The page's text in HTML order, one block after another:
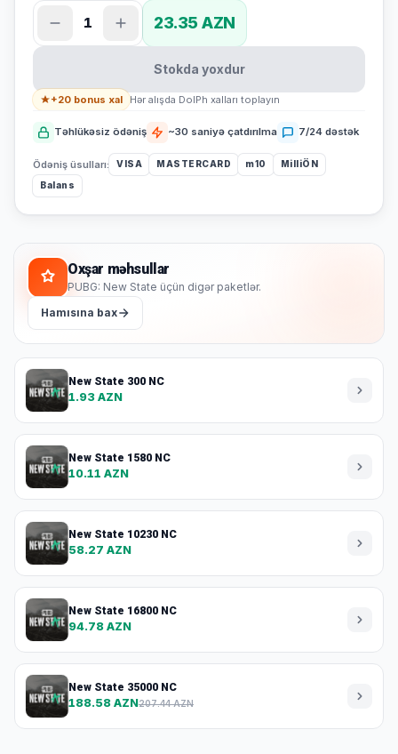
1 23.35 AZN
Stokda yoxdur
+20 bonus xal Hər alışda DolPh xalları toplayın
Təhlükəsiz ödəniş ~30 saniyə çatdırılma 7/24 dəstək
Ödəniş üsulları: VISA MASTERCARD m10
MilliÖN
Balans
Oxşar məhsullar
PUBG: New State üçün digər paketlər.
Hamısına bax
New State 300 NC
1.93 AZN
New State 1580 NC
10.11 AZN
New State 10230 NC
58.27 AZN
New State 16800 NC
94.78 AZN
New State 35000 NC
188.58 AZN207.44 AZN